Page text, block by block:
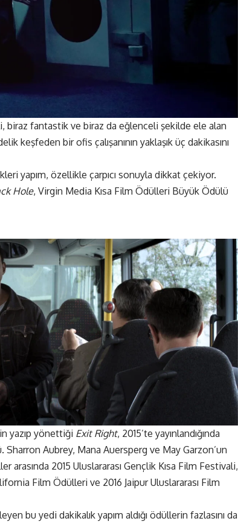
biraz fantastik ve biraz da eğlenceli şekilde ele alan
keşfeden bir ofis çalışanının yaklaşık üç dakikasını
yapım, özellikle çarpıcı sonuyla dikkat çekiyor.
Hole, Virgin Media Kısa Film Ödülleri Büyük Ödülü
yazıp yönettiği Exit Right, 2015’te yayınlandığında
Aubrey, Mana Auersperg ve May Garzon’un
arasında 2015 Uluslararası Gençlik Kısa Film Festivali,
Film Ödülleri ve 2016 Jaipur Uluslararası Film
bu yedi dakikalık yapım aldığı ödüllerin fazlasını da